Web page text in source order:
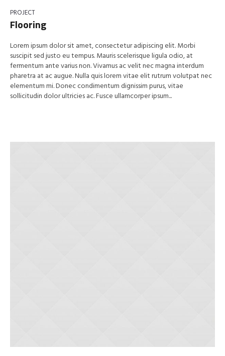
PROJECT
Flooring
Lorem ipsum dolor sit amet, consectetur adipiscing elit. Morbi
suscipit sed justo eu tempus. Mauris scelerisque ligula odio, at
fermentum ante varius non. Vivamus ac velit nec magna interdum
pharetra at ac augue. Nulla quis lorem vitae elit rutrum volutpat nec
elementum mi. Donec condimentum dignissim purus, vitae
sollicitudin dolor ultricies ac. Fusce ullamcorper ipsum...